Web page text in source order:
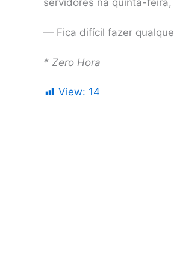
— Fica difícil fazer
* Zero Hora
View: 14